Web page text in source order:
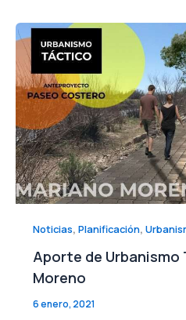
Noticias, Planificación,
Aporte de
Moreno
6 enero, 2021